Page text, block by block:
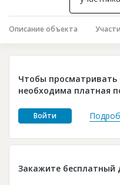
База строящихся
Инвестпроекты
Глоссарий
Платные услуги
Пресс-релизы
Описание объекта
Чтобы
необходима платная
Войти
Закажите бесплатный